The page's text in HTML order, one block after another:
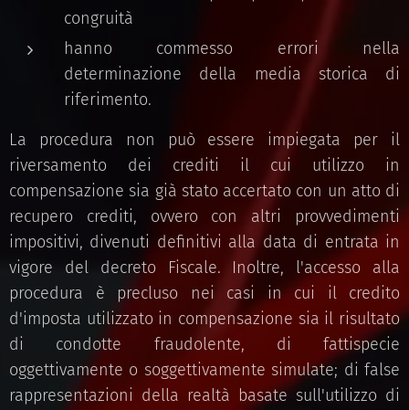
congruità
hanno commesso errori nella
determinazione della media storica di
riferimento.
La procedura non può essere impiegata per il
riversamento dei crediti il cui utilizzo in
compensazione sia già stato accertato con un atto di
recupero crediti, ovvero con altri provvedimenti
impositivi, divenuti definitivi alla data di entrata in
vigore del decreto Fiscale. Inoltre, l'accesso alla
procedura è precluso nei casi in cui il credito
d'imposta utilizzato in compensazione sia il risultato
di condotte fraudolente, di fattispecie
oggettivamente o soggettivamente simulate; di false
rappresentazioni della realtà basate sull'utilizzo di